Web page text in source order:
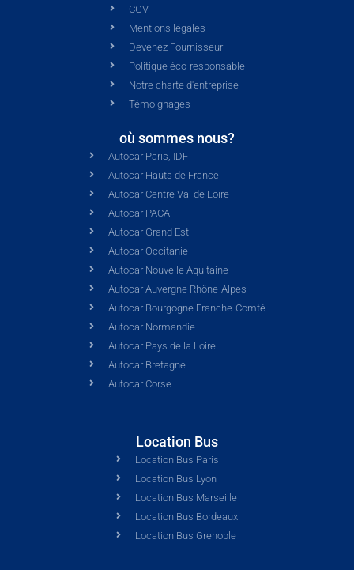
CGV
Mentions légales
Devenez Fournisseur
Politique éco-responsable
Notre charte d'entreprise
Témoignages
où sommes nous?
Autocar Paris, IDF
Autocar Hauts de France
Autocar Centre Val de Loire
Autocar PACA
Autocar Grand Est
Autocar Occitanie
Autocar Nouvelle Aquitaine
Autocar Auvergne Rhône-Alpes
Autocar Bourgogne Franche-Comté
Autocar Normandie
Autocar Pays de la Loire
Autocar Bretagne
Autocar Corse
Location Bus
Location Bus Paris
Location Bus Lyon
Location Bus Marseille
Location Bus Bordeaux
Location Bus Grenoble